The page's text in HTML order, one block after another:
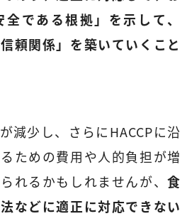
である根拠」を示して、
頼関係」を築いていくこと
減少し、さらにHACCPに沿
ための費用や人的負担が増
れるかもしれませんが、食
などに適正に対応できない